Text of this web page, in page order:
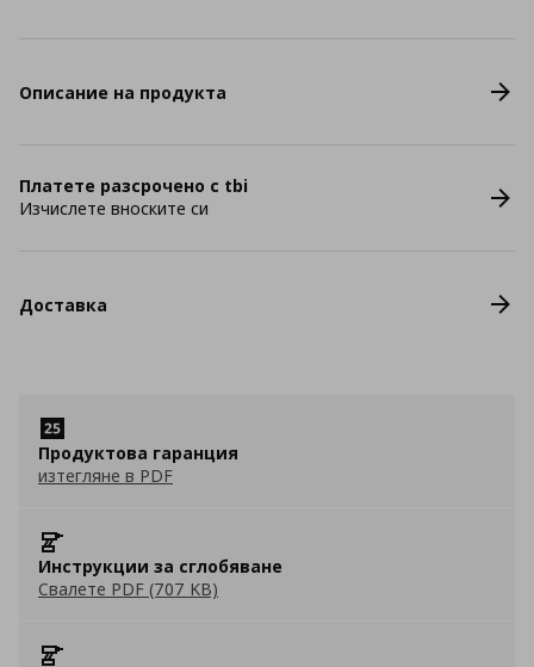
Описание на продукта
Платете разсрочено с tbi
Изчислете вноските си
Доставка
Продуктова гаранция
изтегляне в PDF
Инструкции за сглобяване
Свалете PDF (707 KB)